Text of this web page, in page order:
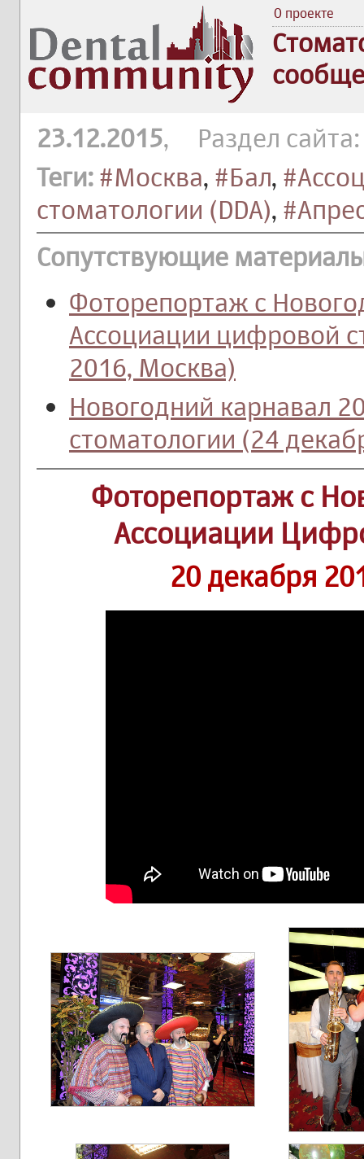
О проекте
23.12.2015, Раздел
Теги: #Москва, #Бал,
стоматологии (DDA),
Сопутствующие
Фоторепортаж с
Ассоциации цифровой
2016, Москва)
Новогодний карнавал
стоматологии (24
Фоторепортаж с
Ассоциации
20 декабря